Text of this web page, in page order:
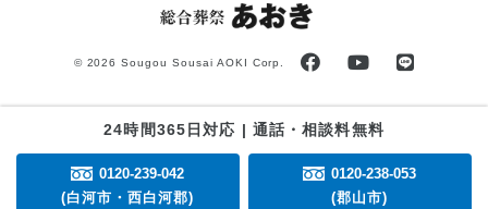
© 2026 Sougou Sousai AOKI Corp.
24時間365日対応 | 通話・相談料無料
0120-239-042
(白河市・西白河郡)
0120-238-053
(郡山市)